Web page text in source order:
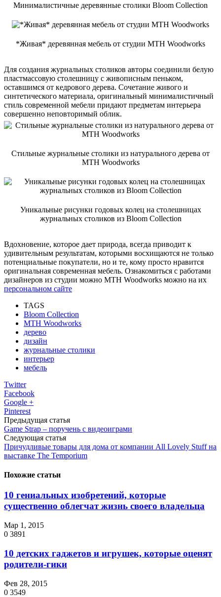
Минималистичные деревянные столики Bloom Collection
*Живая* деревянная мебель от студии MTH Woodworks
Для создания журнальных столиков авторы соединили белую
пластмассовую столешницу с живописным пеньком,
оставшимся от кедрового дерева. Сочетание живого и
синтетического материала, оригинальный минималистичный
стиль современной мебели придают предметам интерьера
совершенно неповторимый облик.
Стильные журнальные столики из натурального дерева от
MTH Woodworks
Уникальные рисунки годовых колец на столешницах
журнальных столиков из Bloom Collection
Вдохновение, которое дает природа, всегда приводит к
удивительным результатам, которыми восхищаются не только
потенциальные покупатели, но и те, кому просто нравится
оригинальная современная мебель. Ознакомиться с работами
дизайнеров из студии можно MTH Woodworks можно на их
персональном сайте
TAGS
Bloom Collection
MTH Woodworks
дерево
дизайн
журнальные столики
интерьер
мебель
Twitter
Facebook
Google +
Pinterest
Предыдущая статья
Game Strap – поручень с видеоиграми
Следующая статья
Причудливые товары для дома от компании All Lovely Stuff на
выставке The Temporium
Похожие статьи
10 гениальных изобретений, которые
существенно облегчат жизнь своего владельца
Мар 1, 2015
0 3891
10 детских гаджетов и игрушек, которые оценят
родители-гики
Фев 28, 2015
0 3549